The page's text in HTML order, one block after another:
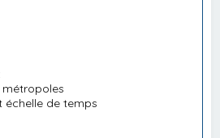
échelle de temps